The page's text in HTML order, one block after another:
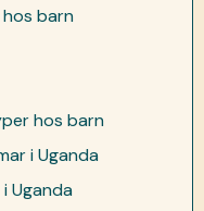
barn
hos barn
i Uganda
Uganda